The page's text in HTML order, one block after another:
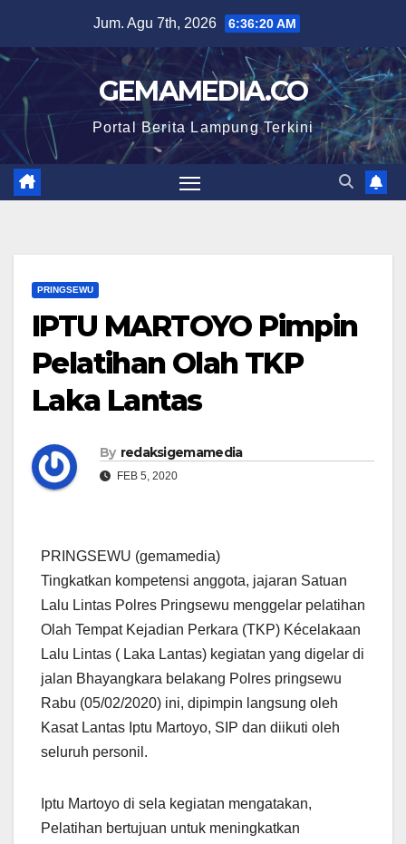
content
Jum. Agu 7th, 2026 6:36:20 AM
GEMAMEDIA.CO
Portal Berita Lampung Terkini
PRINGSEWU
IPTU MARTOYO Pimpin
Pelatihan Olah TKP
Laka Lantas
By redaksigemamedia
FEB 5, 2020
PRINGSEWU (gemamedia)
Tingkatkan kompetensi anggota, jajaran Satuan
Lalu Lintas Polres Pringsewu menggelar pelatihan
Olah Tempat Kejadian Perkara (TKP) Kécelakaan
Lalu Lintas ( Laka Lantas) kegiatan yang digelar di
jalan Bhayangkara belakang Polres pringsewu
Rabu (05/02/2020) ini, dipimpin langsung oleh
Kasat Lantas Iptu Martoyo, SIP dan diikuti oleh
seluruh personil.
Iptu Martoyo di sela kegiatan mengatakan,
Pelatihan bertujuan untuk meningkatkan